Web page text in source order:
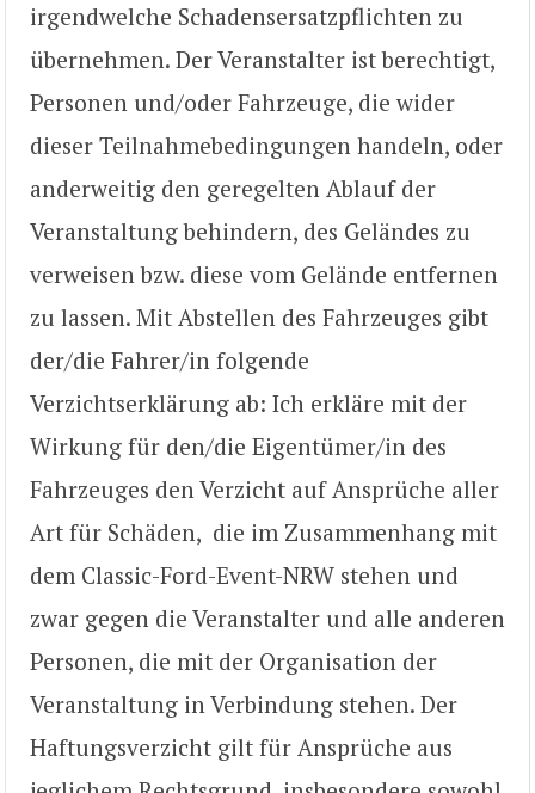
irgendwelche Schadensersatzpflichten zu
übernehmen. Der Veranstalter ist berechtigt,
Personen und/oder Fahrzeuge, die wider
dieser Teilnahmebedingungen handeln, oder
anderweitig den geregelten Ablauf der
Veranstaltung behindern, des Geländes zu
verweisen bzw. diese vom Gelände entfernen
zu lassen. Mit Abstellen des Fahrzeuges gibt
der/die Fahrer/in folgende
Verzichtserklärung ab: Ich erkläre mit der
Wirkung für den/die Eigentümer/in des
Fahrzeuges den Verzicht auf Ansprüche aller
Art für Schäden, die im Zusammenhang mit
dem Classic-Ford-Event-NRW stehen und
zwar gegen die Veranstalter und alle anderen
Personen, die mit der Organisation der
Veranstaltung in Verbindung stehen. Der
Haftungsverzicht gilt für Ansprüche aus